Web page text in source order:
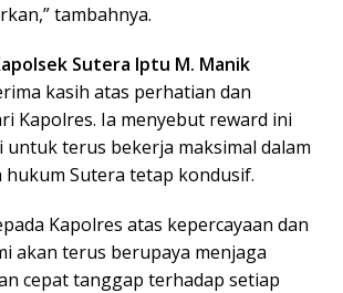
tambahnya.
Sutera Iptu M. Manik
kasih atas perhatian dan
Kapolres. Ia menyebut reward ini
untuk terus bekerja maksimal dalam
hukum Sutera tetap kondusif.
Kapolres atas kepercayaan dan
akan terus berupaya menjaga
cepat tanggap terhadap setiap